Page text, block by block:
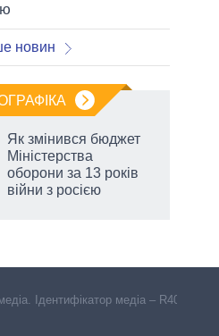
новин
Як змінився бюджет
Міністерства
оборони за 13 років
війни з росією
Ідентифікатор медіа – R40-